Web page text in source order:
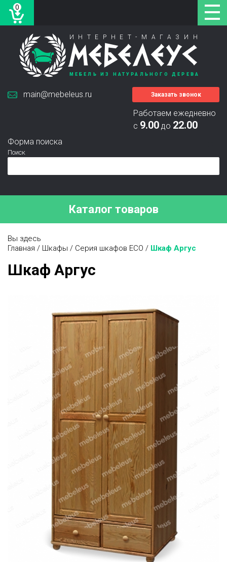
0
ИНТЕРНЕТ-МАГАЗИН
МЕБЕЛЕУС
МЕБЕЛЬ ИЗ НАТУРАЛЬНОГО ДЕРЕВА
Работаем ежедневно
с 9.00 до 22.00
Форма поиска
Поиск
main@mebeleus.ru Заказать звонок
Каталог товаров
Вы здесь
Главная / Шкафы / Серия шкафов ECO / Шкаф Аргус
Шкаф Аргус